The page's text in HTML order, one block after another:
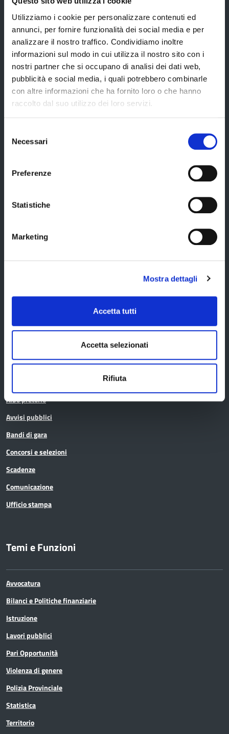
Utilizziamo i cookie per personalizzare contenuti ed
annunci, per fornire funzionalità dei social media e per
analizzare il nostro traffico. Condividiamo inoltre
informazioni sul modo in cui utilizza il nostro sito con i
nostri partner che si occupano di analisi dei dati web,
pubblicità e social media, i quali potrebbero combinarle
con altre informazioni che ha fornito loro o che hanno
raccolto dal suo utilizzo dei loro servizi.
delNecessari
Preferenze
Statistiche
Marketing
Mostra dettagli
Accetta tutti
Accetta selezionati
Rifiuta
CUG – Comitato Unico di Garanzia per le Pari Opportunità
Certificazione di qualità
Servizi
Servizi online
URP
Difensore Civico
Consigliera di Parità
(UAC)
La Provincia informa
Albo pretorio
Avvisi pubblici
Bandi di gara
Concorsi e selezioni
Scadenze
Comunicazione
Ufficio stampa
Temi e Funzioni
Avvocatura
Bilanci e Politiche finanziarie
Istruzione
Lavori pubblici
Pari Opportunità
Violenza di genere
Polizia Provinciale
Statistica
Territorio